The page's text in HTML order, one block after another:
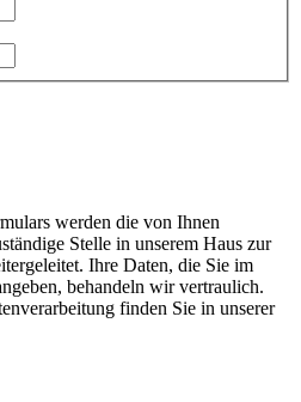
werden die von Ihnen
Stelle in unserem Haus zur
Ihre Daten, die Sie im
behandeln wir vertraulich.
finden Sie in unserer